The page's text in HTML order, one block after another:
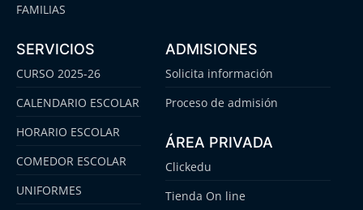
FAMILIAS
SERVICIOS
CURSO 2025-26
CALENDARIO ESCOLAR
HORARIO ESCOLAR
COMEDOR ESCOLAR
UNIFORMES
ADMISIONES
Solicita información
Proceso de admisión
ÁREA PRIVADA
Clickedu
Tienda On line